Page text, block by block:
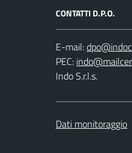
CONTATTI D.P.O.
E-mail:
PEC:
Indo S.r.l.s.
Dati monitoraggio